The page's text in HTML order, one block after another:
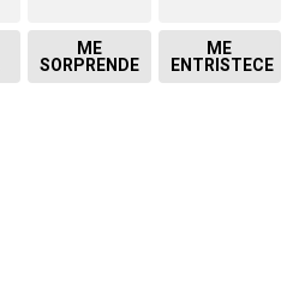
ME
SORPRENDE
ME
ENTRISTECE